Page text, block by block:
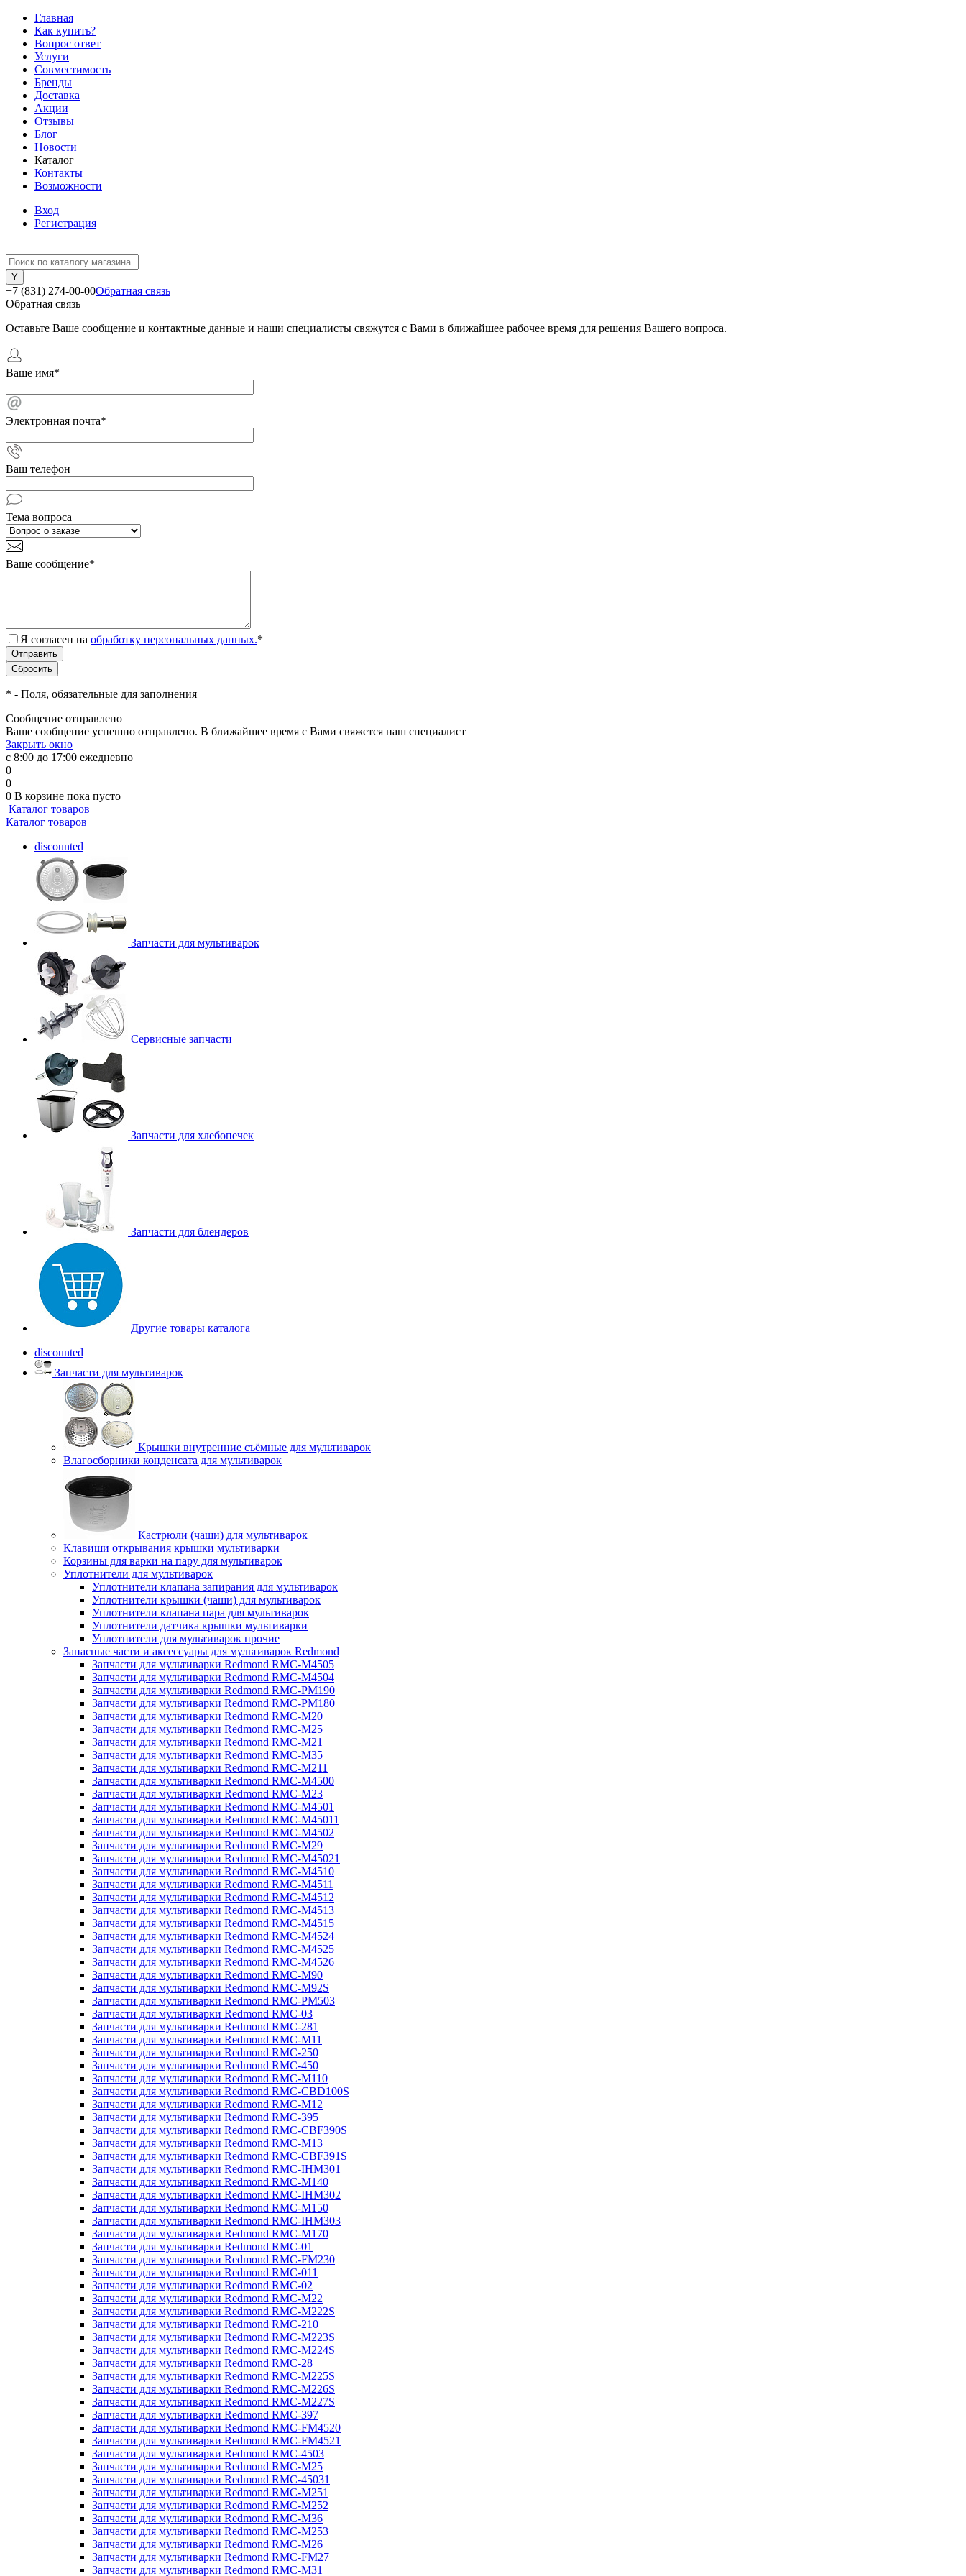
Главная
Как купить?
Вопрос ответ
Услуги
Совместимость
Бренды
Доставка
Акции
Отзывы
Блог
Новости
Каталог
Контакты
Возможности
Вход
Регистрация
+7 (831) 274-00-00Обратная связь
Обратная связь
Оставьте Ваше сообщение и контактные данные и наши специалисты свяжутся с Вами в ближайшее рабочее время для решения Вашего вопроса.
Ваше имя*
Электронная почта*
Ваш телефон
Тема вопроса
Ваше сообщение*
Я согласен на обработку персональных данных.*
* - Поля, обязательные для заполнения
Сообщение отправлено
Ваше сообщение успешно отправлено. В ближайшее время с Вами свяжется наш специалист
Закрыть окно
с 8:00 до 17:00 ежедневно
0
0
0 В корзине пока пусто
Каталог товаров
Каталог товаров
discounted
Запчасти для мультиварок
Сервисные запчасти
Запчасти для хлебопечек
Запчасти для блендеров
Другие товары каталога
discounted
Запчасти для мультиварок
Крышки внутренние съёмные для мультиварок
Влагосборники конденсата для мультиварок
Кастрюли (чаши) для мультиварок
Клавиши открывания крышки мультиварки
Корзины для варки на пару для мультиварок
Уплотнители для мультиварок
Уплотнители клапана запирания для мультиварок
Уплотнители крышки (чаши) для мультиварок
Уплотнители клапана пара для мультиварок
Уплотнители датчика крышки мультиварки
Уплотнители для мультиварок прочие
Запасные части и аксессуары для мультиварок Redmond
Запчасти для мультиварки Redmond RMC-M4505
Запчасти для мультиварки Redmond RMC-M4504
Запчасти для мультиварки Redmond RMC-PM190
Запчасти для мультиварки Redmond RMC-PM180
Запчасти для мультиварки Redmond RMC-M20
Запчасти для мультиварки Redmond RMC-M25
Запчасти для мультиварки Redmond RMC-M21
Запчасти для мультиварки Redmond RMC-M35
Запчасти для мультиварки Redmond RMC-M211
Запчасти для мультиварки Redmond RMC-M4500
Запчасти для мультиварки Redmond RMC-M23
Запчасти для мультиварки Redmond RMC-M4501
Запчасти для мультиварки Redmond RMC-M45011
Запчасти для мультиварки Redmond RMC-M4502
Запчасти для мультиварки Redmond RMC-M29
Запчасти для мультиварки Redmond RMC-M45021
Запчасти для мультиварки Redmond RMC-M4510
Запчасти для мультиварки Redmond RMC-M4511
Запчасти для мультиварки Redmond RMC-M4512
Запчасти для мультиварки Redmond RMC-M4513
Запчасти для мультиварки Redmond RMC-M4515
Запчасти для мультиварки Redmond RMC-M4524
Запчасти для мультиварки Redmond RMC-M4525
Запчасти для мультиварки Redmond RMC-M4526
Запчасти для мультиварки Redmond RMC-M90
Запчасти для мультиварки Redmond RMC-M92S
Запчасти для мультиварки Redmond RMC-PM503
Запчасти для мультиварки Redmond RMC-03
Запчасти для мультиварки Redmond RMC-281
Запчасти для мультиварки Redmond RMC-M11
Запчасти для мультиварки Redmond RMC-250
Запчасти для мультиварки Redmond RMC-450
Запчасти для мультиварки Redmond RMC-M110
Запчасти для мультиварки Redmond RMC-CBD100S
Запчасти для мультиварки Redmond RMC-M12
Запчасти для мультиварки Redmond RMC-395
Запчасти для мультиварки Redmond RMC-CBF390S
Запчасти для мультиварки Redmond RMC-M13
Запчасти для мультиварки Redmond RMC-CBF391S
Запчасти для мультиварки Redmond RMC-IHM301
Запчасти для мультиварки Redmond RMC-M140
Запчасти для мультиварки Redmond RMC-IHM302
Запчасти для мультиварки Redmond RMC-M150
Запчасти для мультиварки Redmond RMC-IHM303
Запчасти для мультиварки Redmond RMC-M170
Запчасти для мультиварки Redmond RMC-01
Запчасти для мультиварки Redmond RMC-FM230
Запчасти для мультиварки Redmond RMC-011
Запчасти для мультиварки Redmond RMC-02
Запчасти для мультиварки Redmond RMC-M22
Запчасти для мультиварки Redmond RMC-M222S
Запчасти для мультиварки Redmond RMC-210
Запчасти для мультиварки Redmond RMC-M223S
Запчасти для мультиварки Redmond RMC-M224S
Запчасти для мультиварки Redmond RMC-28
Запчасти для мультиварки Redmond RMC-M225S
Запчасти для мультиварки Redmond RMC-M226S
Запчасти для мультиварки Redmond RMC-M227S
Запчасти для мультиварки Redmond RMC-397
Запчасти для мультиварки Redmond RMC-FM4520
Запчасти для мультиварки Redmond RMC-FM4521
Запчасти для мультиварки Redmond RMC-4503
Запчасти для мультиварки Redmond RMC-M25
Запчасти для мультиварки Redmond RMC-45031
Запчасти для мультиварки Redmond RMC-M251
Запчасти для мультиварки Redmond RMC-M252
Запчасти для мультиварки Redmond RMC-M36
Запчасти для мультиварки Redmond RMC-M253
Запчасти для мультиварки Redmond RMC-M26
Запчасти для мультиварки Redmond RMC-FM27
Запчасти для мультиварки Redmond RMC-M31